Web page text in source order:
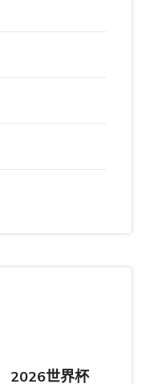
2026世界杯